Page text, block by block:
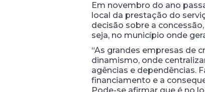
Em novembro do ano
local da prestação do
decisão sobre a
seja, no município onde
“As grandes empresas de
dinamismo, onde
agências e dependências.
financiamento e a